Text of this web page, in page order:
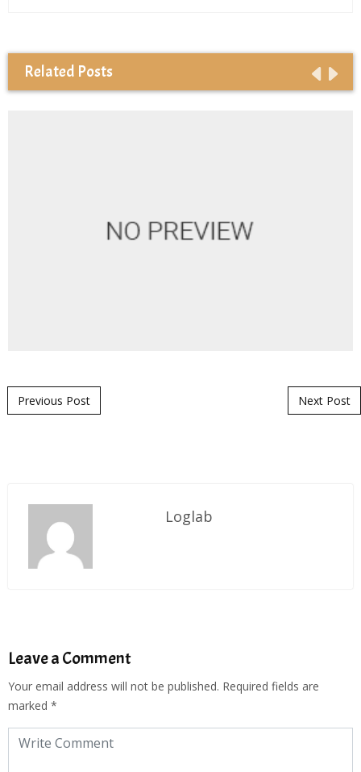
Related Posts
Post navigation
Previous Post Next Post
Loglab
Leave a Comment
Your email address will not be published. Required fields are
marked *